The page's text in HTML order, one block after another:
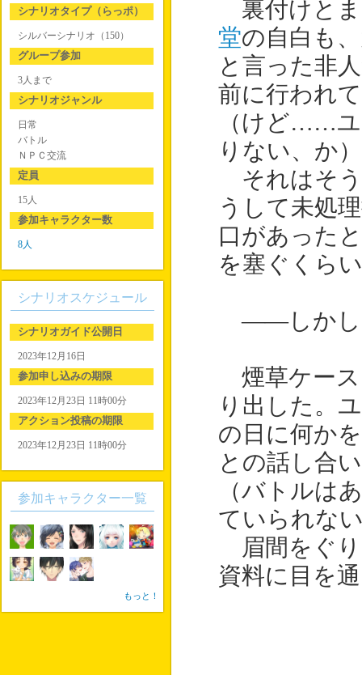
裏付けと
堂の自白も
と言った非
前に行われ
（けど……
りない、か）
それはそう
うして未処
口があった
を塞ぐくら
――しかし
煙草ケース
り出した。
の日に何か
との話し合
（バトルは
ていられな
眉間をぐり
資料に目を
シナリオタイプ（らっポ）
シルバーシナリオ（150）
グループ参加
3人まで
シナリオジャンル
日常
バトル
ＮＰＣ交流
定員
15人
参加キャラクター数
8人
シナリオスケジュール
シナリオガイド公開日
2023年12月16日
参加申し込みの期限
2023年12月23日 11時00分
アクション投稿の期限
2023年12月23日 11時00分
参加キャラクター一覧
もっと！